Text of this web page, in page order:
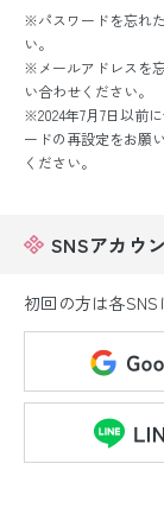
色打掛&紋付袴レ
白無垢&紋付袴レ
引き振袖レンタル
※パスワードを忘れ
い。
※メールアドレスを
い合わせください。
※2024年7月7日以前
ードの再設定をお願
ください。
SNSアカウ
初回の方は各SNS